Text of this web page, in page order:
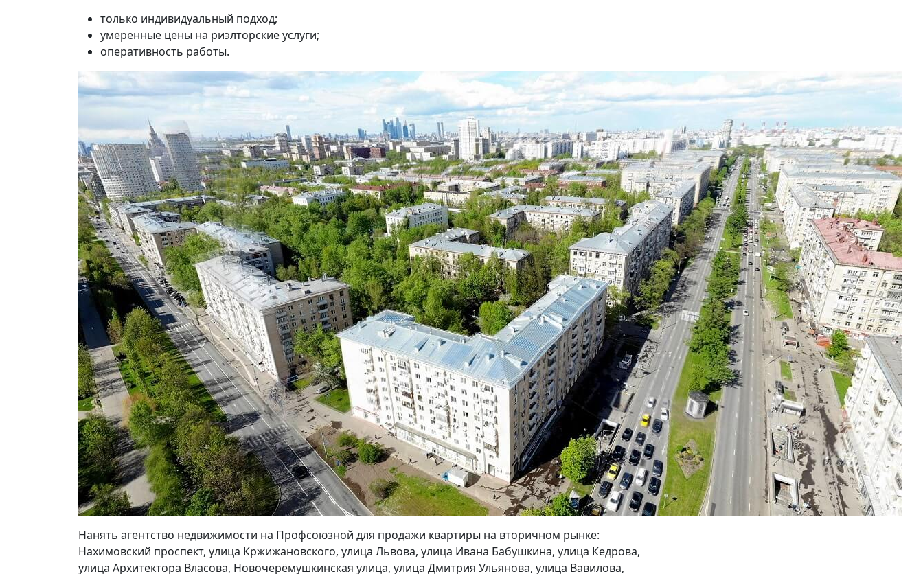
только индивидуальный подход;
умеренные цены на риэлторские услуги;
оперативность работы.
Нанять агентство недвижимости на Профсоюзной для продажи квартиры на вторичном рынке:
Нахимовский проспект, улица Кржижановского, улица Львова, улица Ивана Бабушкина, улица Кедрова,
улица Архитектора Власова, Новочерёмушкинская улица, улица Дмитрия Ульянова, улица Вавилова,